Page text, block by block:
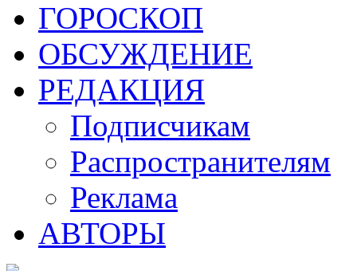
ГОРОСКОП
ОБСУЖДЕНИЕ
РЕДАКЦИЯ
Подписчикам
Распространителям
Реклама
АВТОРЫ